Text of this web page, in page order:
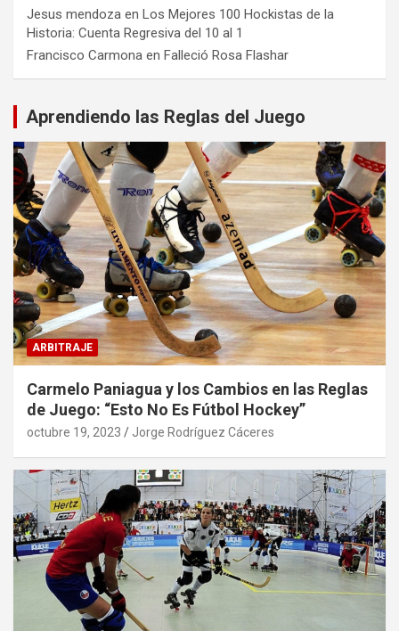
Jesus mendoza en Los Mejores 100 Hockistas de la
Historia: Cuenta Regresiva del 10 al 1
Francisco Carmona en Falleció Rosa Flashar
Aprendiendo las Reglas del Juego
ARBITRAJE
Carmelo Paniagua y los Cambios en las Reglas
de Juego: “Esto No Es Fútbol Hockey”
octubre 19, 2023 Jorge Rodríguez Cáceres